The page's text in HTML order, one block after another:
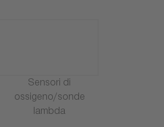
Sensori di
ossigeno/sonde
lambda